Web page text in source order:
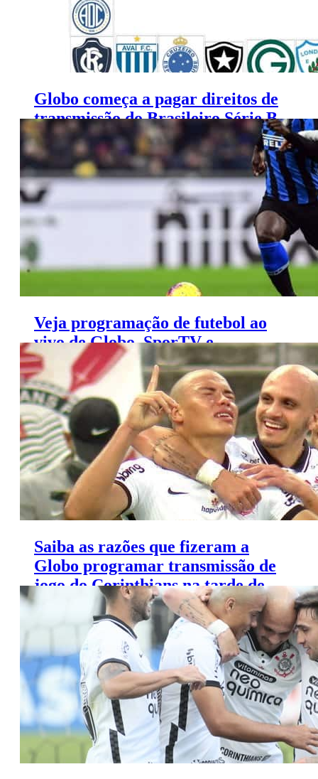
Globo começa a pagar direitos de
transmissão do Brasileiro Série B
2021
Veja programação de futebol ao
vivo de Globo, SporTV e
Premiere (11 a 14 de maio)
Saiba as razões que fizeram a
Globo programar transmissão de
jogo do Corinthians na tarde de
terça